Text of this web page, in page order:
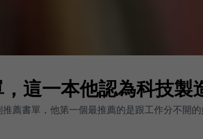
這一本他認為科技製
薦書單，他第一個最推薦的是跟工作分不開